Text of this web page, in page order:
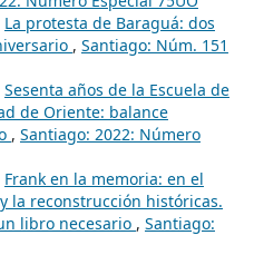
La protesta de Baraguá: dos
, Santiago: Núm. 151
Sesenta años de la Escuela de
de Oriente: balance
, Santiago: 2022: Número
Frank en la memoria: en el
la reconstrucción históricas.
libro necesario , Santiago: